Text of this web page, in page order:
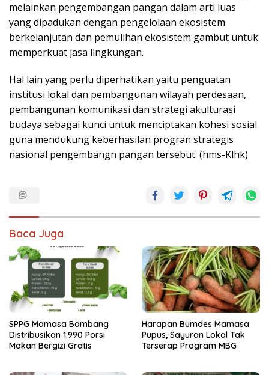
melainkan pengembangan pangan dalam arti luas
yang dipadukan dengan pengelolaan ekosistem
berkelanjutan dan pemulihan ekosistem gambut untuk
memperkuat jasa lingkungan.
Hal lain yang perlu diperhatikan yaitu penguatan
institusi lokal dan pembangunan wilayah perdesaan,
pembangunan komunikasi dan strategi akulturasi
budaya sebagai kunci untuk menciptakan kohesi sosial
guna mendukung keberhasilan progran strategis
nasional pengembangn pangan tersebut. (hms-Klhk)
Baca Juga
SPPG Mamasa Bambang
Distribusikan 1.990 Porsi
Makan Bergizi Gratis
Harapan Bumdes Mamasa
Pupus, Sayuran Lokal Tak
Terserap Program MBG